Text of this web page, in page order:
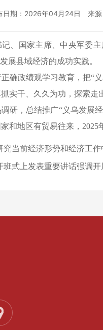
日期：2026年04月24日 来
、国家主席、中央军委
展县域经济的成功实践。
确政绩观学习教育，把“
实干、久久为功，探索
研，总结推广“义乌发展
和地区有贸易往来，2025
当前经济形势和经济工
式上发表重要讲话强调